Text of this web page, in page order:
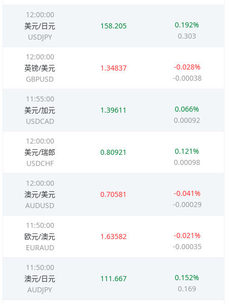
12:00:00
美元/日元
USDJPY
158.205
0.192%
0.303
12:00:00
英镑/美元
GBPUSD
1.34837
-0.028%
-0.00038
11:55:00
美元/加元
USDCAD
1.39611
0.066%
0.00092
12:00:00
美元/瑞郎
USDCHF
0.80921
0.121%
0.00098
12:00:00
澳元/美元
AUDUSD
0.70581
-0.041%
-0.00029
11:50:00
欧元/澳元
EURAUD
1.63582
-0.021%
-0.00035
11:50:00
澳元/日元
AUDJPY
111.667
0.152%
0.169